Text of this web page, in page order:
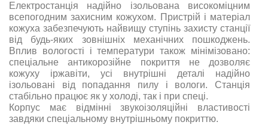
Електростанція надійно ізольована високоміцним
всепогодним захисним кожухом. Пристрій і матеріал
кожуха забезпечують найвищу ступінь захисту станції
від будь-яких зовнішніх механічних пошкоджень.
Вплив вологості і температури також мінімізовано:
спеціальне антикорозійне покриття не дозволяє
кожуху іржавіти, усі внутрішні деталі надійно
ізольовані від попадання пилу і вологи. Станція
стабільно працює як у холоді, так і при спеці.
Корпус має відмінні звукоізоляційні властивості
завдяки спеціальному внутрішньому покриттю.